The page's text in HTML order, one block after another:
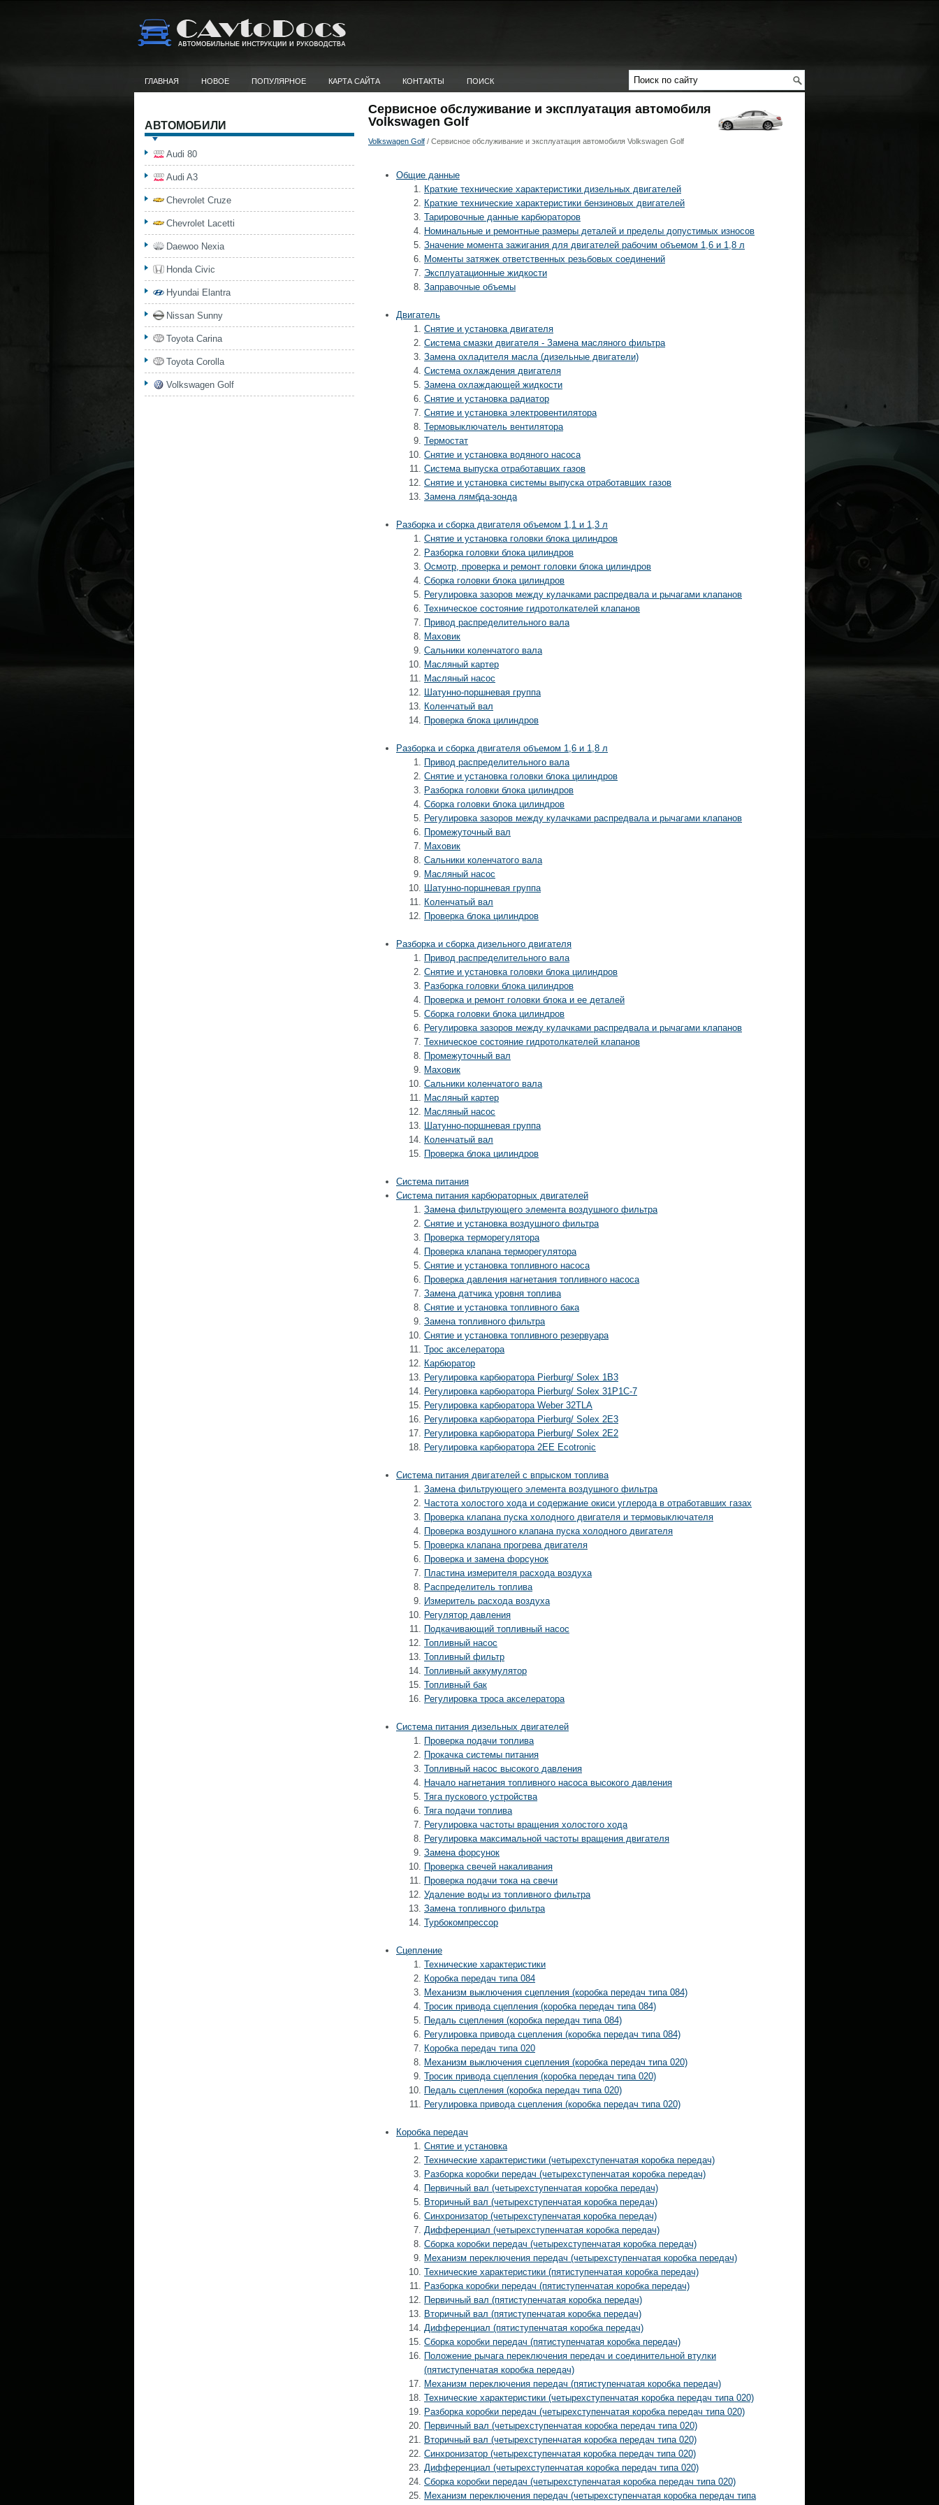
ГЛАВНАЯ НОВОЕ ПОПУЛЯРНОЕ КАРТА САЙТА КОНТАКТЫ ПОИСК
Сервисное обслуживание и эксплуатация автомобиля
Volkswagen Golf
Volkswagen Golf / Сервисное обслуживание и эксплуатация автомобиля Volkswagen Golf
Общие данные
Краткие технические характеристики дизельных двигателей
Краткие технические характеристики бензиновых двигателей
Тарировочные данные карбюраторов
Номинальные и ремонтные размеры деталей и пределы допустимых износов
Значение момента зажигания для двигателей рабочим объемом 1,6 и 1,8 л
Моменты затяжек ответственных резьбовых соединений
Эксплуатационные жидкости
Заправочные объемы
Двигатель
Снятие и установка двигателя
Система смазки двигателя - Замена масляного фильтра
Замена охладителя масла (дизельные двигатели)
Система охлаждения двигателя
Замена охлаждающей жидкости
Снятие и установка радиатор
Снятие и установка электровентилятора
Термовыключатель вентилятора
Термостат
Снятие и установка водяного насоса
Система выпуска отработавших газов
Снятие и установка системы выпуска отработавших газов
Замена лямбда-зонда
Разборка и сборка двигателя объемом 1,1 и 1,3 л
Снятие и установка головки блока цилиндров
Разборка головки блока цилиндров
Осмотр, проверка и ремонт головки блока цилиндров
Сборка головки блока цилиндров
Регулировка зазоров между кулачками распредвала и рычагами клапанов
Техническое состояние гидротолкателей клапанов
Привод распределительного вала
Маховик
Сальники коленчатого вала
Масляный картер
Масляный насос
Шатунно-поршневая группа
Коленчатый вал
Проверка блока цилиндров
Разборка и сборка двигателя объемом 1,6 и 1,8 л
Привод распределительного вала
Снятие и установка головки блока цилиндров
Разборка головки блока цилиндров
Сборка головки блока цилиндров
Регулировка зазоров между кулачками распредвала и рычагами клапанов
Промежуточный вал
Маховик
Сальники коленчатого вала
Масляный насос
Шатунно-поршневая группа
Коленчатый вал
Проверка блока цилиндров
Разборка и сборка дизельного двигателя
Привод распределительного вала
Снятие и установка головки блока цилиндров
Разборка головки блока цилиндров
Проверка и ремонт головки блока и ее деталей
Сборка головки блока цилиндров
Регулировка зазоров между кулачками распредвала и рычагами клапанов
Техническое состояние гидротолкателей клапанов
Промежуточный вал
Маховик
Сальники коленчатого вала
Масляный картер
Масляный насос
Шатунно-поршневая группа
Коленчатый вал
Проверка блока цилиндров
Система питания
Система питания карбюраторных двигателей
Замена фильтрующего элемента воздушного фильтра
Снятие и установка воздушного фильтра
Проверка терморегулятора
Проверка клапана терморегулятора
Снятие и установка топливного насоса
Проверка давления нагнетания топливного насоса
Замена датчика уровня топлива
Снятие и установка топливного бака
Замена топливного фильтра
Снятие и установка топливного резервуара
Трос акселератора
Карбюратор
Регулировка карбюратора Pierburg/ Solex 1В3
Регулировка карбюратора Pierburg/ Solex 31Р1С-7
Регулировка карбюратора Weber 32TLA
Регулировка карбюратора Pierburg/ Solex 2Е3
Регулировка карбюратора Pierburg/ Solex 2Е2
Регулировка карбюратора 2ЕЕ Ecotronic
Система питания двигателей с впрыском топлива
Замена фильтрующего элемента воздушного фильтра
Частота холостого хода и содержание окиси углерода в отработавших газах
Проверка клапана пуска холодного двигателя и термовыключателя
Проверка воздушного клапана пуска холодного двигателя
Проверка клапана прогрева двигателя
Проверка и замена форсунок
Пластина измерителя расхода воздуха
Распределитель топлива
Измеритель расхода воздуха
Регулятор давления
Подкачивающий топливный насос
Топливный насос
Топливный фильтр
Топливный аккумулятор
Топливный бак
Регулировка троса акселератора
Система питания дизельных двигателей
Проверка подачи топлива
Прокачка системы питания
Топливный насос высокого давления
Начало нагнетания топливного насоса высокого давления
Тяга пускового устройства
Тяга подачи топлива
Регулировка частоты вращения холостого хода
Регулировка максимальной частоты вращения двигателя
Замена форсунок
Проверка свечей накаливания
Проверка подачи тока на свечи
Удаление воды из топливного фильтра
Замена топливного фильтра
Турбокомпрессор
Сцепление
Технические характеристики
Коробка передач типа 084
Механизм выключения сцепления (коробка передач типа 084)
Тросик привода сцепления (коробка передач типа 084)
Педаль сцепления (коробка передач типа 084)
Регулировка привода сцепления (коробка передач типа 084)
Коробка передач типа 020
Механизм выключения сцепления (коробка передач типа 020)
Тросик привода сцепления (коробка передач типа 020)
Педаль сцепления (коробка передач типа 020)
Регулировка привода сцепления (коробка передач типа 020)
Коробка передач
Снятие и установка
Технические характеристики (четырехступенчатая коробка передач)
Разборка коробки передач (четырехступенчатая коробка передач)
Первичный вал (четырехступенчатая коробка передач)
Вторичный вал (четырехступенчатая коробка передач)
Синхронизатор (четырехступенчатая коробка передач)
Дифференциал (четырехступенчатая коробка передач)
Сборка коробки передач (четырехступенчатая коробка передач)
Механизм переключения передач (четырехступенчатая коробка передач)
Технические характеристики (пятиступенчатая коробка передач)
Разборка коробки передач (пятиступенчатая коробка передач)
Первичный вал (пятиступенчатая коробка передач)
Вторичный вал (пятиступенчатая коробка передач)
Дифференциал (пятиступенчатая коробка передач)
Сборка коробки передач (пятиступенчатая коробка передач)
Положение рычага переключения передач и соединительной втулки
(пятиступенчатая коробка передач)
Механизм переключения передач (пятиступенчатая коробка передач)
Технические характеристики (четырехступенчатая коробка передач типа 020)
Разборка коробки передач (четырехступенчатая коробка передач типа 020)
Первичный вал (четырехступенчатая коробка передач типа 020)
Вторичный вал (четырехступенчатая коробка передач типа 020)
Синхронизатор (четырехступенчатая коробка передач типа 020)
Дифференциал (четырехступенчатая коробка передач типа 020)
Сборка коробки передач (четырехступенчатая коробка передач типа 020)
Механизм переключения передач (четырехступенчатая коробка передач типа
АВТОМОБИЛИ
Audi 80
Audi A3
Chevrolet Cruze
Chevrolet Lacetti
Daewoo Nexia
Honda Civic
Hyundai Elantra
Nissan Sunny
Toyota Carina
Toyota Corolla
Volkswagen Golf